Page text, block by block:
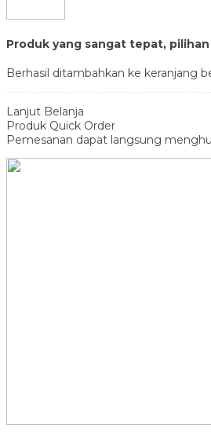
Produk yang sangat tepat, pilihan
Berhasil ditambahkan ke keranjang
Lanjut Belanja
Produk Quick Order
Pemesanan dapat langsung